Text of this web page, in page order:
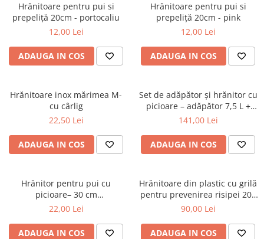
Hrănitoare pentru pui si
prepeliță 20cm - portocaliu
12,00 Lei
ADAUGA IN COS
Hrănitoare pentru pui si
prepeliță 20cm - pink
12,00 Lei
ADAUGA IN COS
Hrănitoare inox mărimea M-
cu cârlig
22,50 Lei
ADAUGA IN COS
Set de adăpător și hrănitor cu
picioare – adăpător 7,5 L +
hrănitor 5 kg
141,00 Lei
ADAUGA IN COS
Hrănitor pentru pui cu
picioare– 30 cm
(negru/galben)
22,00 Lei
ADAUGA IN COS
Hrănitoare din plastic cu grilă
pentru prevenirea risipei 20 l
(galben) cu picior
90,00 Lei
ADAUGA IN COS